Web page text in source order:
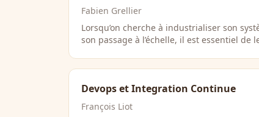
Fabien Grellier
Lorsqu’on cherche à industrialiser son
son passage à l’échelle, il est essentiel de
Devops et Integration Continue
François Liot